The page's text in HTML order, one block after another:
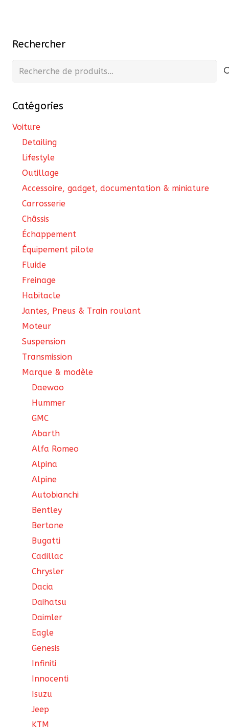
Rechercher
Recherche
Catégories
Voiture
Detailing
Lifestyle
Outillage
Accessoire, gadget, documentation & miniature
Carrosserie
Châssis
Échappement
Équipement pilote
Fluide
Freinage
Habitacle
Jantes, Pneus & Train roulant
Moteur
Suspension
Transmission
Marque & modèle
Daewoo
Hummer
GMC
Abarth
Alfa Romeo
Alpina
Alpine
Autobianchi
Bentley
Bertone
Bugatti
Cadillac
Chrysler
Dacia
Daihatsu
Daimler
Eagle
Genesis
Infiniti
Innocenti
Isuzu
Jeep
KTM